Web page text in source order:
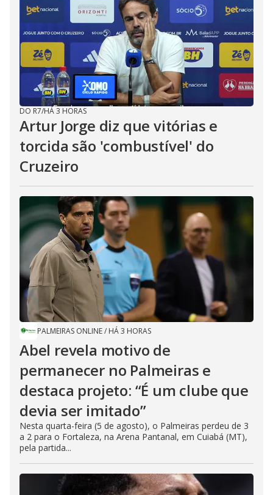
DO R7/HÁ 3 HORAS
Artur Jorge diz que vitórias e
torcida são 'combustível' do
Cruzeiro
PALMEIRAS ONLINE/ HÁ 3 HORAS
Abel revela motivo de
permanecer no Palmeiras e
destaca projeto: “É um clube que
devia ser imitado”
Nesta quarta-feira (5 de agosto), o Palmeiras perdeu de 3
a 2 para o Fortaleza, na Arena Pantanal, em Cuiabá (MT),
pela partida...